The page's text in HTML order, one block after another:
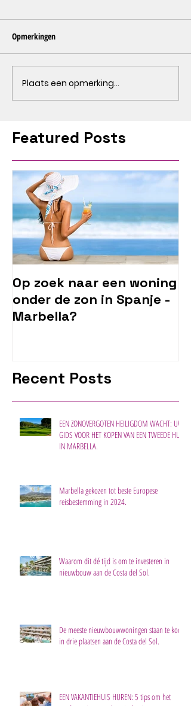
Opmerkingen
Plaats een opmerking...
Featured Posts
Op zoek naar een woning
onder de zon in Spanje -
Marbella?
Recent Posts
EEN ZONOVERGOTEN HEILIGDOM WACHT: UW
GIDS VOOR HET KOPEN VAN EEN TWEEDE HUIS
IN MARBELLA.
Marbella gekozen tot beste Europese
reisbestemming in 2024.
Waarom dit dé tijd is om te investeren in
nieuwbouw aan de Costa del Sol.
De meeste nieuwbouwwoningen staan te koop
in drie plaatsen aan de Costa del Sol.
EEN VAKANTIEHUIS HUREN: 5 tips om het